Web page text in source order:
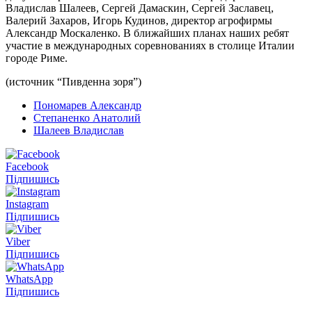
Владислав Шалеев, Сергей Дамаскин, Сергей Заславец,
Валерий Захаров, Игорь Кудинов, директор агрофирмы
Александр Москаленко. В ближайших планах наших ребят
участие в международных соревнованиях в столице Италии
городе Риме.
(источник “Пивденна зоря”)
Пономарев Александр
Степаненко Анатолий
Шалеев Владислав
Facebook
Підпишись
Instagram
Підпишись
Viber
Підпишись
WhatsApp
Підпишись